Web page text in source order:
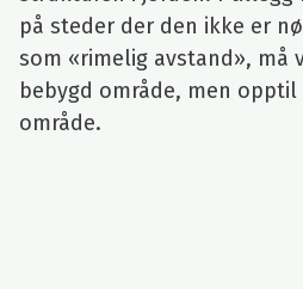
på steder der den ikke er
som «rimelig avstand», må
bebygd område, men
område.